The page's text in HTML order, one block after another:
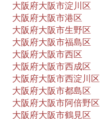
大阪府大阪市淀川区
大阪府大阪市港区
大阪府大阪市生野区
大阪府大阪市福島区
大阪府大阪市西区
大阪府大阪市西成区
大阪府大阪市西淀川区
大阪府大阪市都島区
大阪府大阪市阿倍野区
大阪府大阪市鶴見区